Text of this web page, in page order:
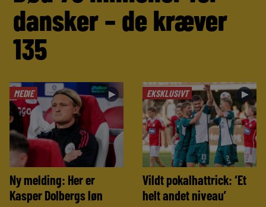
dansker – de kræver
135
MEDIE ►
Ny melding: Her er
Kasper Dolbergs løn
EKSKLUSIVT ►
Vildt pokalhattrick: ‘Et
helt andet niveau’